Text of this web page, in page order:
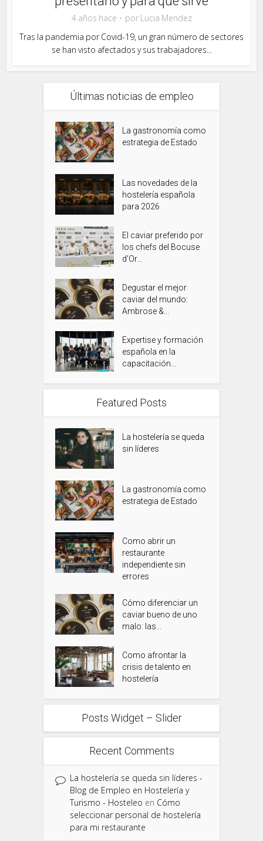
4 años hace por Lucia Mendez
Tras la pandemia por Covid-19, un gran número de sectores
se han visto afectados y sus trabajadores...
Últimas noticias de empleo
La gastronomía como
estrategia de Estado
Las novedades de la
hostelería española
para 2026
El caviar preferido por
los chefs del Bocuse
d’Or...
Degustar el mejor
caviar del mundo:
Ambrose &...
Expertise y formación
española en la
capacitación...
Featured Posts
La hostelería se queda
sin líderes
La gastronomía como
estrategia de Estado
Como abrir un
restaurante
independiente sin
errores
Cómo diferenciar un
caviar bueno de uno
malo: las...
Como afrontar la
crisis de talento en
hostelería
Posts Widget – Slider
Recent Comments
La hostelería se queda sin líderes -
Blog de Empleo en Hostelería y
Turismo - Hosteleo en Cómo
seleccionar personal de hostelería
para mi restaurante